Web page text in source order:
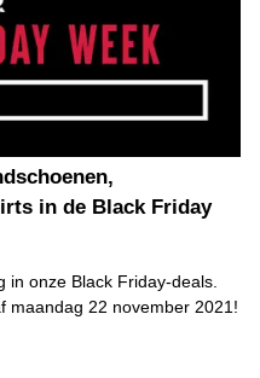
in de Black Friday
in onze Black Friday-deals.
maandag 22 november 2021!